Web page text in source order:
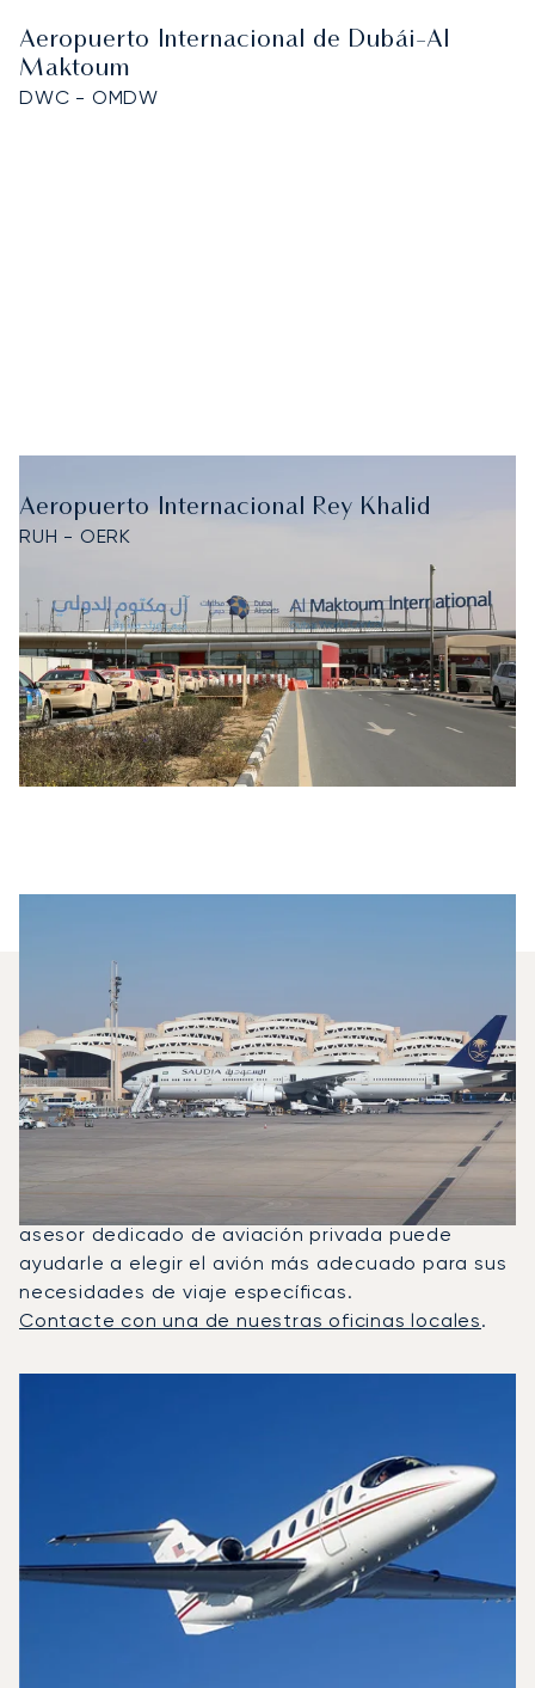
Aeropuerto Internacional de Dubái-Al
Maktoum
DWC - OMDW
Aeropuerto Internacional Rey Khalid
RUH - OERK
¿Qué Jets Privados Se
Alquilan Con Más Frecuencia
Entre Dubái Y Riad?
En 2025, el Hawker 400XP, el Challenger 350 y el
Citation Sovereign fueron los jets privados más
utilizados para vuelos entre Riad y Dubái. Un
asesor dedicado de aviación privada puede
ayudarle a elegir el avión más adecuado para sus
necesidades de viaje específicas.
Contacte con una de nuestras oficinas locales.